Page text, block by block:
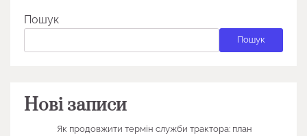
Пошук
Пошук
Нові записи
Як продовжити термін служби трактора: план